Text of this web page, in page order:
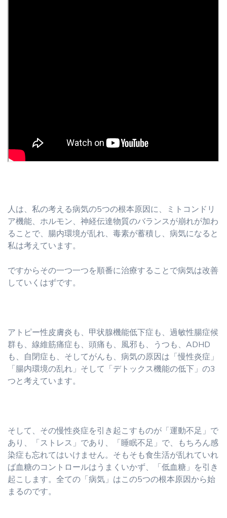
人は、私の考える病気の5つの根本原因に、ミトコンドリ
ア機能、ホルモン、神経伝達物質のバランスが崩れが加わ
ることで、腸内環境が乱れ、毒素が蓄積し、病気になると
私は考えています。
ですからその一つ一つを順番に治療することで病気は改善
していくはずです。
アトピー性皮膚炎も、甲状腺機能低下症も、過敏性腸症候
群も、線維筋痛症も、頭痛も、風邪も、うつも、ADHD
も、自閉症も、そしてがんも、病気の原因は「慢性炎症」
「腸内環境の乱れ」そして「デトックス機能の低下」の3
つと考えています。
そして、その慢性炎症を引き起こすものが「運動不足」で
あり、「ストレス」であり、「睡眠不足」で、もちろん感
染症も忘れてはいけません。そもそも食生活が乱れていれ
ば血糖のコントロールはうまくいかず、「低血糖」を引き
起こします。全ての「病気」はこの5つの根本原因から始
まるのです。